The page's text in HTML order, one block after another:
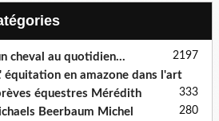
cheval au quotidien... 2197
équitation en amazone dans l'art
333
équestres Mérédith
Beerbaum Michel
280